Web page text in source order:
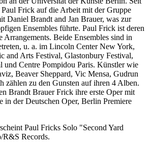
Frick auf die Arbeit mit der Gruppe
Daniel Brandt and Jan Brauer, was zur
Ensembles führte. Paul Frick ist deren
Arrangements. Beide Ensembles sind in
u. a. im Lincoln Center New York,
and Arts Festival, Glastonbury Festival,
und Centre Pompidou Paris. Künstler wie
Beaver Sheppard, Vic Mensa, Gudrun
zählen zu den Gunsten auf ihren 4 Alben.
Brandt Brauer Frick ihre erste Oper mit
in der Deutschen Oper, Berlin Premiere
Paul Fricks Solo "Second Yard
Records.